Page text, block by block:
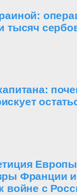
тысяч
Франции
войне с